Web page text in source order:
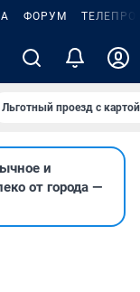
ФОРУМ
Льготный проезд с
и
от города —